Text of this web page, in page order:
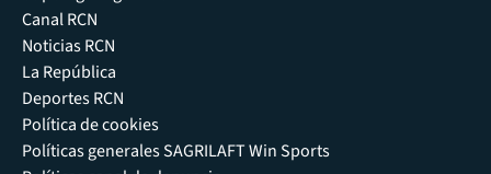
Canal RCN
Noticias RCN
La República
Deportes RCN
Política de cookies
Políticas generales SAGRILAFT Win Sports